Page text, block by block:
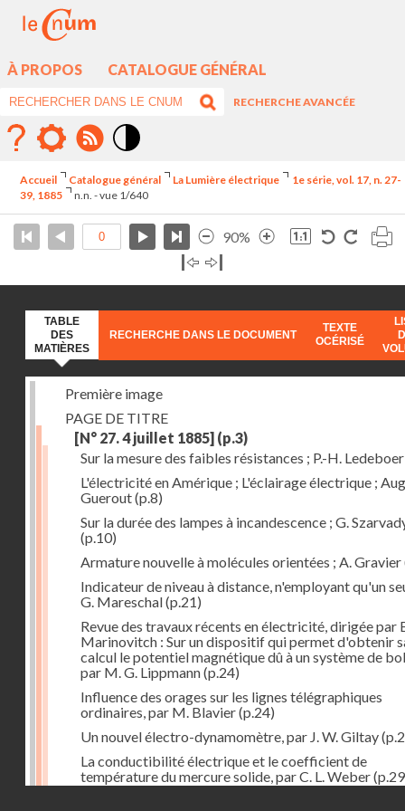
À PROPOS CATALOGUE GÉNÉRAL
RECHERCHE AVANCÉE
élévé
Accueil Catalogue général La Lumière électrique
1e série, vol. 17, n. 27-
39, 1885
n.n. - vue 1/640
90%
TABLE
DES
MATIÈRES
RECHERCHE DANS LE DOCUMENT
TEXTE
OCÉRISÉ
Première image
PAGE DE TITRE
[N° 27. 4 juillet 1885] (p.3)
Sur la mesure des faibles résistances ; P.-H. Ledeboer
L'électricité en Amérique ; L'éclairage électrique ;
Guerout(p.8)
Sur la durée des lampes à incandescence ; G.
(p.10)
Armature nouvelle à molécules orientées ; A. Gravier
Indicateur de niveau à distance, n'employant qu'un
G. Mareschal(p.21)
Revue des travaux récents en électricité, dirigée par
Marinovitch : Sur un dispositif qui permet d'obtenir
calcul le potentiel magnétique dû à un système de
par M. G. Lippmann(p.24)
Influence des orages sur les lignes télégraphiques
ordinaires, par M. Blavier(p.24)
Un nouvel électro-dynamomètre, par J. W. Giltay
La conductibilité électrique et le coefficient de
température du mercure solide, par C. L. Weber